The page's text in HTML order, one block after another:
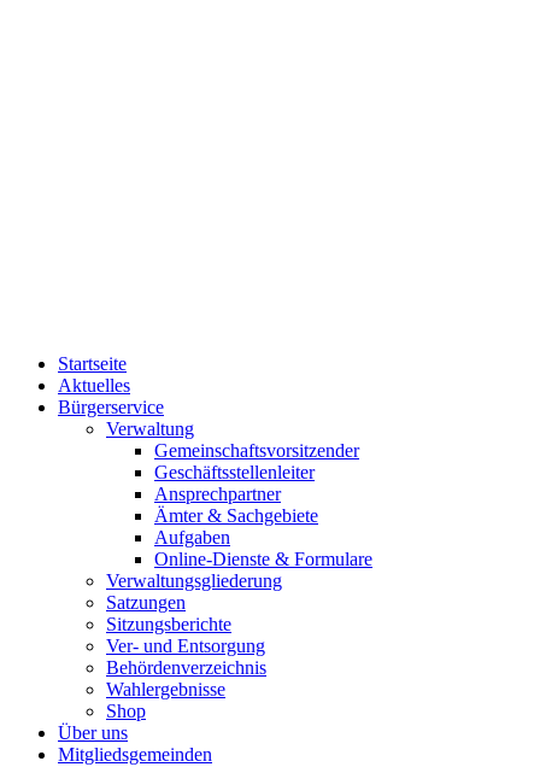
Startseite
Aktuelles
Bürgerservice
Verwaltung
Gemeinschaftsvorsitzender
Geschäftsstellenleiter
Ansprechpartner
Ämter & Sachgebiete
Aufgaben
Online-Dienste & Formulare
Verwaltungsgliederung
Satzungen
Sitzungsberichte
Ver- und Entsorgung
Behördenverzeichnis
Wahlergebnisse
Shop
Über uns
Mitgliedsgemeinden